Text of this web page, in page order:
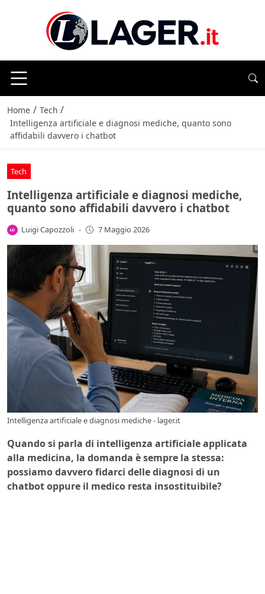
Home / Tech /
Intelligenza artificiale e diagnosi mediche, quanto sono
affidabili davvero i chatbot
Tech
Intelligenza artificiale e diagnosi mediche,
quanto sono affidabili davvero i chatbot
Luigi Capozzoli - 7 Maggio 2026
Intelligenza artificiale e diagnosi mediche - lager.it
Quando si parla di intelligenza artificiale applicata
alla medicina, la domanda è sempre la stessa:
possiamo davvero fidarci delle diagnosi di un
chatbot oppure il medico resta insostituibile?